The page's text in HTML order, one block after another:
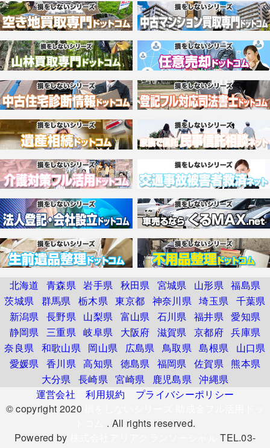
北海道 青森県 岩手県 秋田県 宮城県 山形県 福島県
茨城県 群馬県 栃木県 東京都 神奈川県 埼玉県 千葉県
新潟県 長野県 山梨県 富山県 石川県 福井県 愛知県
静岡県 三重県 岐阜県 大阪府 滋賀県 京都府 兵庫県
奈良県 和歌山県 岡山県 広島県 鳥取県 島根県
山口県
愛媛県 香川県 高知県 徳島県 福岡県 佐賀県 熊本県
大分県 長崎県 宮崎県 鹿児島県 沖縄県
運営会社
利用規約
プライバシーポリシー
© copyright 2020
. All rights reserved.
Powered by
TEL.03-